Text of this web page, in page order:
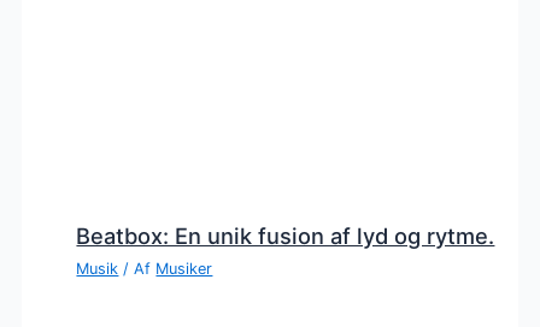
Beatbox: En unik fusion af lyd og rytme.
Musik / Af Musiker